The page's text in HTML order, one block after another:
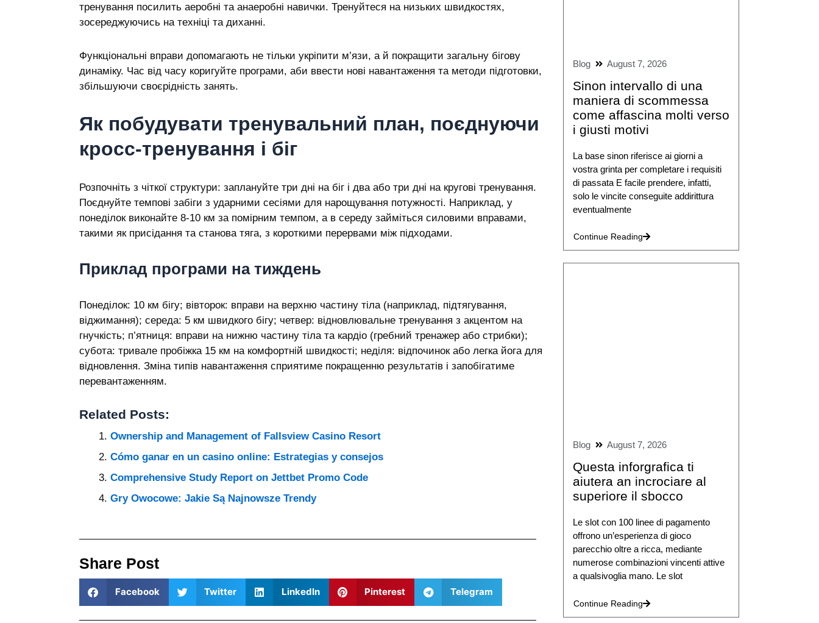
тренування посилить аеробні та анаеробні навички. Тренуйтеся на низьких швидкостях,
зосереджуючись на техніці та диханні.
Функціональні вправи допомагають не тільки укріпити м’язи, а й покращити загальну бігову
динаміку. Час від часу коригуйте програми, аби ввести нові навантаження та методи підготовки,
збільшуючи своєрідність занять.
Як побудувати тренувальний план, поєднуючи
кросс-тренування і біг
Розпочніть з чіткої структури: заплануйте три дні на біг і два або три дні на кругові тренування.
Поєднуйте темпові забіги з ударними сесіями для нарощування потужності. Наприклад, у
понеділок виконайте 8-10 км за помірним темпом, а в середу займіться силовими вправами,
такими як присідання та станова тяга, з короткими перервами між підходами.
Приклад програми на тиждень
Понеділок: 10 км бігу; вівторок: вправи на верхню частину тіла (наприклад, підтягування,
віджимання); середа: 5 км швидкого бігу; четвер: відновлювальне тренування з акцентом на
гнучкість; п’ятниця: вправи на нижню частину тіла та кардіо (гребний тренажер або стрибки);
субота: тривале пробіжка 15 км на комфортній швидкості; неділя: відпочинок або легка йога для
відновлення. Зміна типів навантаження сприятиме покращенню результатів і запобігатиме
перевантаженням.
Related Posts:
Ownership and Management of Fallsview Casino Resort
Cómo ganar en un casino online: Estrategias y consejos
Comprehensive Study Report on Jettbet Promo Code
Gry Owocowe: Jakie Są Najnowsze Trendy
Share Post
Facebook Twitter LinkedIn Pinterest Telegram
Blog August 7, 2026
Sinon intervallo di una
maniera di scommessa
come affascina molti verso
i giusti motivi
La base sinon riferisce ai giorni a
vostra grinta per completare i requisiti
di passata E facile prendere, infatti,
solo le vincite conseguite addirittura
eventualmente
Continue Reading
Blog August 7, 2026
Questa inforgrafica ti
aiutera an incrociare al
superiore il sbocco
Le slot con 100 linee di pagamento
offrono un’esperienza di gioco
parecchio oltre a ricca, mediante
numerose combinazioni vincenti attive
a qualsivoglia mano. Le slot
Continue Reading